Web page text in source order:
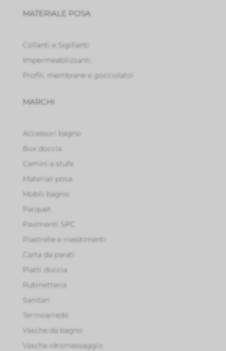
MATERIALE POSA
Collanti e Sigillanti
Impermeabilizzanti
Profili, membrane e gocciolatoi
MARCHI
Accessori bagno
Box doccia
Camini e stufe
Materiali posa
Mobili bagno
Parquet
Pavimenti SPC
Piastrelle e rivestimenti
Carta da parati
Piatti doccia
Rubinetteria
Sanitari
Termoarredo
Vasche da bagno
Vasche idromassaggio